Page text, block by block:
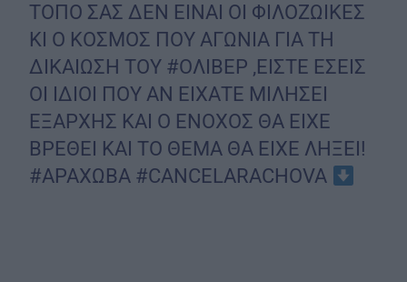
ΤΟΠΟ ΣΑΣ ΔΕΝ ΕΙΝΑΙ ΟΙ ΦΙΛΟΖΩΙΚΕΣ
ΚΙ Ο ΚΟΣΜΟΣ ΠΟΥ ΑΓΩΝΙΑ ΓΙΑ ΤΗ
ΔΙΚΑΙΩΣΗ ΤΟΥ #ΟΛΙΒΕΡ ,ΕΙΣΤΕ ΕΣΕΙΣ
ΟΙ ΙΔΙΟΙ ΠΟΥ ΑΝ ΕΙΧΑΤΕ ΜΙΛΗΣΕΙ
ΕΞΑΡΧΗΣ ΚΑΙ Ο ΕΝΟΧΟΣ ΘΑ ΕΙΧΕ
ΒΡΕΘΕΙ ΚΑΙ ΤΟ ΘΕΜΑ ΘΑ ΕΙΧΕ ΛΗΞΕΙ!
#ΑΡΑΧΩΒΑ #CANCELARACHOVA